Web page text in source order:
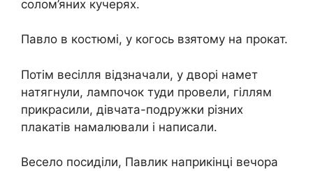
солом’яних кучерях.
Павло в костюмі, у когось взятому на прокат.
Потім весілля відзначали, у дворі намет
натягнули, лампочок туди провели, гіллям
прикрасили, дівчата-подружки різних
плакатів намалювали і написали.
Весело посиділи, Павлик наприкінці вечора